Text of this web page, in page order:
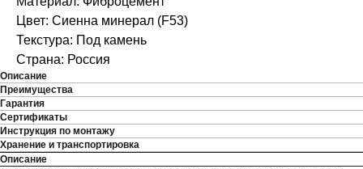
Цвет: Сиенна минерал (F53)
Текстура: Под камень
Страна: Россия
Описание
Преимущества
Гарантия
Сертификаты
Инструкция по монтажу
Хранение и транспортировка
Описание